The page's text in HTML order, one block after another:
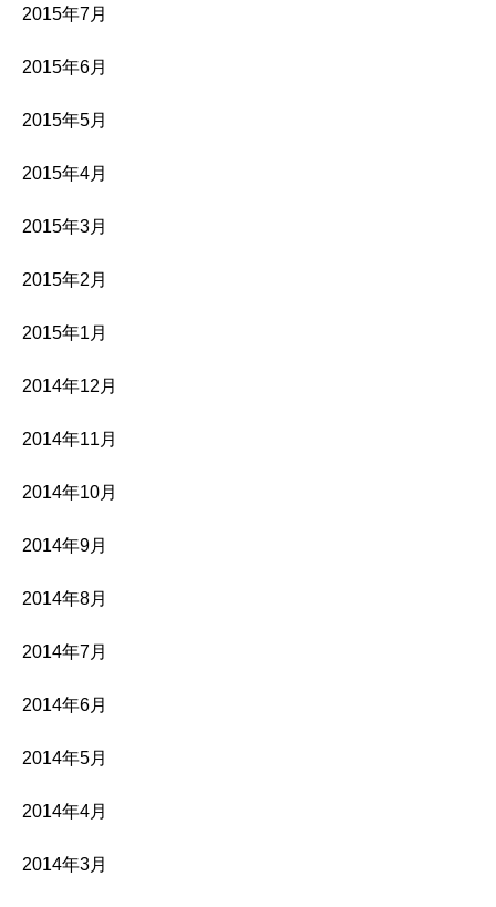
2015年7月
2015年6月
2015年5月
2015年4月
2015年3月
2015年2月
2015年1月
2014年12月
2014年11月
2014年10月
2014年9月
2014年8月
2014年7月
2014年6月
2014年5月
2014年4月
2014年3月